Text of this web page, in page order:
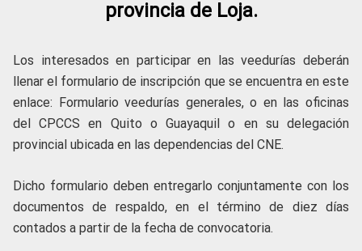
provincia de Loja.
Los interesados en participar en las veedurías deberán
llenar el formulario de inscripción que se encuentra en este
enlace: Formulario veedurías generales, o en las oficinas
del CPCCS en Quito o Guayaquil o en su delegación
provincial ubicada en las dependencias del CNE.
Dicho formulario deben entregarlo conjuntamente con los
documentos de respaldo, en el término de diez días
contados a partir de la fecha de convocatoria.